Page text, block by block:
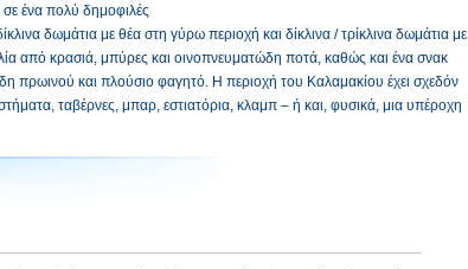
σε ένα πολύ δημοφιλές
δωμάτια με θέα στη γύρω περιοχή και δίκλινα / τρίκλινα δωμάτια με
από κρασιά, μπύρες και οινοπνευματώδη ποτά, καθώς και ένα σνακ
πρωινού και πλούσιο φαγητό. Η περιοχή του Καλαμακίου έχει σχεδόν
ταβέρνες, μπαρ, εστιατόρια, κλαμπ – ή και, φυσικά, μια υπέροχη